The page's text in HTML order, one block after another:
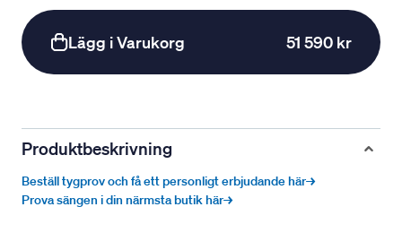
Lägg i Varukorg 51 590 kr
Produktbeskrivning
Beställ tygprov och få ett personligt erbjudande här→
Prova sängen i din närmsta butik här→